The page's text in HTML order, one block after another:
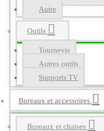
Autre
Outils
Tournevis
Autres outils
Supports TV
Bureaux et accessoires
Bureaux et chaises